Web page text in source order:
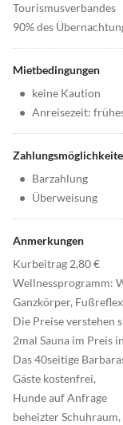
Tourismusverbandes
90% des
Mietbedingungen
• keine Kaution
• Anreisezeit:
• Barzahlung
• Überweisung
Anmerkungen
Kurbeitrag 2,80 €
Wellnessprogramm:
Ganzkörper, Fußreflex
Die Preise verstehen
2mal Sauna im Preis
Das 40seitige
Gäste kostenfrei,
Hunde auf Anfrage
beheizter